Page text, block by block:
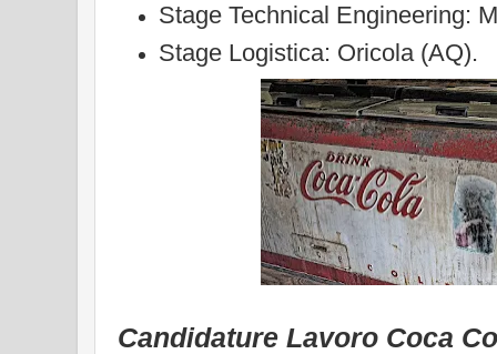
Stage Technical Engineering:
Stage Logistica: Oricola (AQ).
Candidature Lavoro Coca